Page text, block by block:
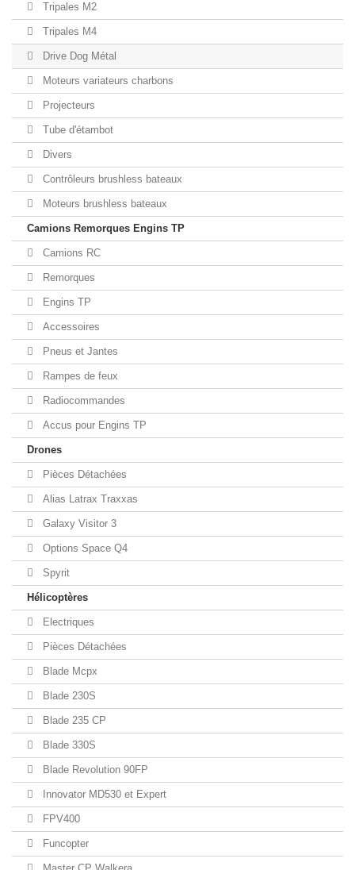
Tripales M2
Tripales M4
Drive Dog Métal
Moteurs variateurs charbons
Projecteurs
Tube d'étambot
Divers
Contrôleurs brushless bateaux
Moteurs brushless bateaux
Camions Remorques Engins TP
Camions RC
Remorques
Engins TP
Accessoires
Pneus et Jantes
Rampes de feux
Radiocommandes
Accus pour Engins TP
Drones
Pièces Détachées
Alias Latrax Traxxas
Galaxy Visitor 3
Options Space Q4
Spyrit
Hélicoptères
Electriques
Pièces Détachées
Blade Mcpx
Blade 230S
Blade 235 CP
Blade 330S
Blade Revolution 90FP
Innovator MD530 et Expert
FPV400
Funcopter